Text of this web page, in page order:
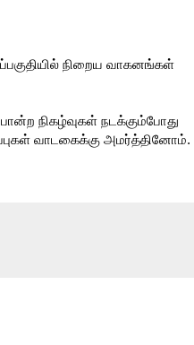
நிறைய வாகனங்கள்
நிகழ்வுகள் நடக்கும்போது
வாடகைக்கு அமர்த்தினோம்.